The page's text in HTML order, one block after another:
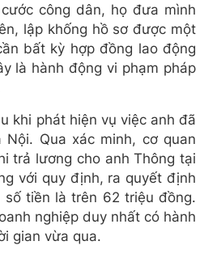
công dân, họ đưa mình
lập khống hồ sơ được một
bất kỳ hợp đồng lao động
là hành động vi phạm pháp
khi phát hiện vụ việc anh đã
Qua xác minh, cơ quan
trả lương cho anh Thông tại
với quy định, ra quyết định
tiền là trên 62 triệu đồng.
nghiệp duy nhất có hành
gian vừa qua.